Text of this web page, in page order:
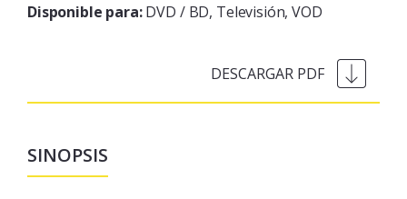
Disponible para:DVD / BD Televisión VOD
SINOPSIS